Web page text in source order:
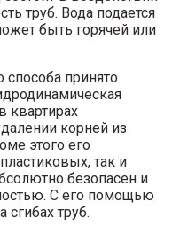
труб. Вода подается
быть горячей или
принято
квартирах
корней из
этого его
так и
безопасен и
С его помощью
сгибах труб.